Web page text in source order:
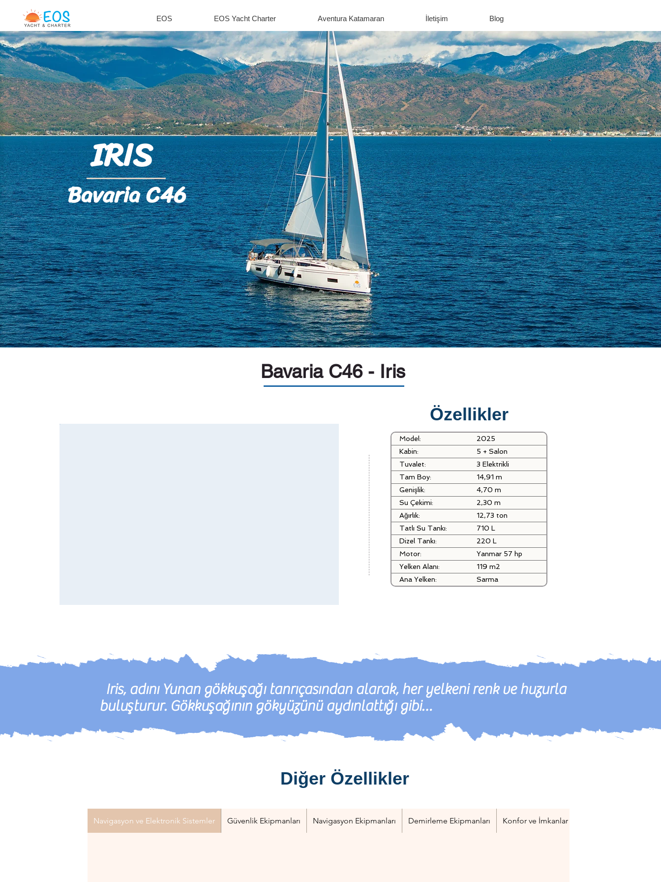
EOS EOS Yacht Charter Aventura Katamaran İletişim Blog
IRIS
Bavaria C46
Bavaria C46 - Iris
Özellikler
Model:
2025
Kabin:
5 + Salon
Tuvalet:
3 Elektrikli
Tam Boy:
14,91 m
Genişlik:
4,70 m
Su Çekimi:
2,30 m
Ağırlık:
12,73 ton
Tatlı Su Tankı:
710 L
Dizel Tankı:
220 L
Motor:
Yanmar 57 hp
Yelken Alanı:
119 m2
Ana Yelken:
Sarma
Iris, adını Yunan gökkuşağı tanrıçasından alarak, her yelkeni renk ve huzurla
buluşturur. Gökkuşağının gökyüzünü aydınlattığı gibi…
Diğer Özellikler
Navigasyon ve Elektronik Sistemler Güvenlik Ekipmanları Navigasyon Ekipmanları Demirleme Ekipmanları Konfor ve İmkanlar